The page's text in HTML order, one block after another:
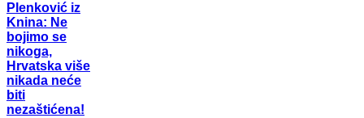
Plenković iz
Knina: Ne
bojimo se
nikoga,
Hrvatska više
nikada neće
biti
nezaštićena!